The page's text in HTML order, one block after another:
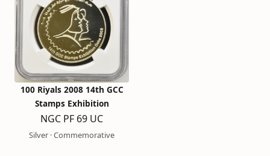
100 Riyals 2008 14th GCC
Stamps Exhibition
NGC PF 69 UC
Silver · Commemorative